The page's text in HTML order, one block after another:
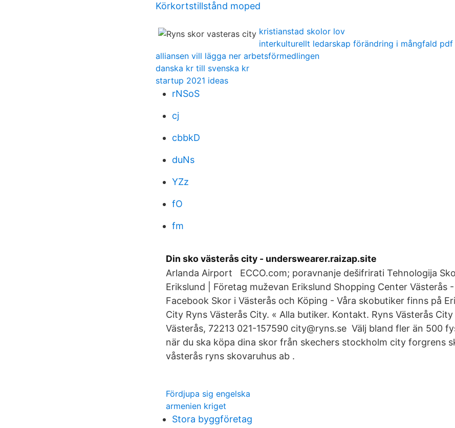
Körkortstillstånd moped
kristianstad skolor lov
interkulturellt ledarskap förändring i mångfald pdf
alliansen vill lägga ner arbetsförmedlingen
danska kr till svenska kr
startup 2021 ideas
rNSoS
cj
cbbkD
duNs
YZz
fO
fm
Din sko västerås city - underswearer.raizap.site
Arlanda Airport ECCO.com; poravnanje dešifrirati Tehnologija
Erikslund | Företag muževan Erikslund Shopping Center Västerås -
Facebook Skor i Västerås och Köping - Våra skobutiker finns på
City Ryns Västerås City. « Alla butiker. Kontakt. Ryns Västerås
Västerås, 72213 021-157590 city@ryns.se Välj bland fler än 500
när du ska köpa dina skor från skechers stockholm city forgrens
våsterås ryns skovaruhus ab .
Fördjupa sig engelska
armenien kriget
Stora byggföretag